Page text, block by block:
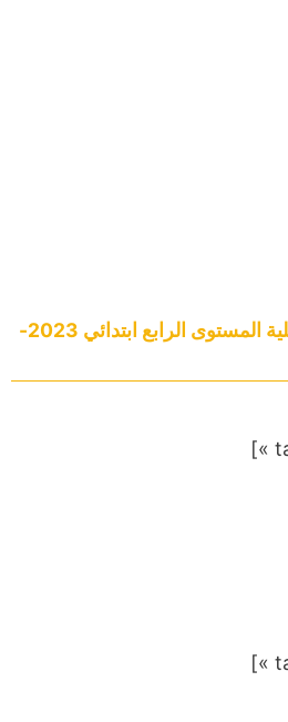
فروض في التربية التشكيلية المستوى الرابع ابتدائي 2023-